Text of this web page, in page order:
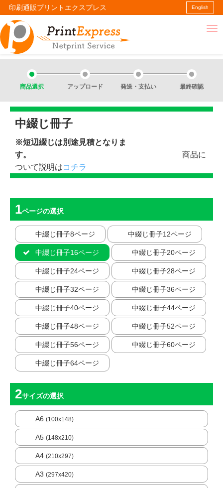
印刷通販プリントエクスプレス English
商品選択 アップロード 発送・支払い 最終確認
中綴じ冊子
※短辺綴じは別途見積となりま
す。
商品に
ついて説明はコチラ
ページの選択
中綴じ冊子8ページ 中綴じ冊子12ページ
中綴じ冊子16ページ 中綴じ冊子20ページ
中綴じ冊子24ページ 中綴じ冊子28ページ
中綴じ冊子32ページ 中綴じ冊子36ページ
中綴じ冊子40ページ 中綴じ冊子44ページ
中綴じ冊子48ページ 中綴じ冊子52ページ
中綴じ冊子56ページ 中綴じ冊子60ページ
中綴じ冊子64ページ
サイズの選択
A6 (100x148)
A5 (148x210)
A4 (210x297)
A3 (297x420)